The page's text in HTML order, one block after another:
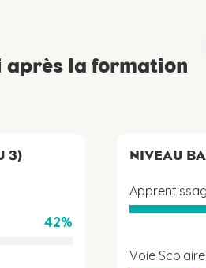
après la formation
3)
42%
NIVEAU
Voie Scolaire